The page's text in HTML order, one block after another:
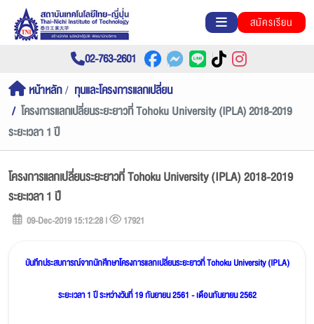
สมัครเรียน
02-763-2601
หน้าหลัก
ทุนและโครงการแลกเปลี่ยน
โครงการแลกเปลี่ยนระยะยาวที่ Tohoku University (IPLA) 2018-2019
ระยะเวลา 1 ปี
โครงการแลกเปลี่ยนระยะยาวที่ Tohoku University (IPLA) 2018-2019
ระยะเวลา 1 ปี
09-Dec-2019 15:12:28 | 17921
บันทึกประสบการณ์จากนักศึกษาโครงการแลกเปลี่ยนระยะยาวที่ Tohoku University (IPLA)
ระยะเวลา 1 ปี ระหว่างวันที่ 19 กันยายน 2561 - เดือนกันยายน 2562